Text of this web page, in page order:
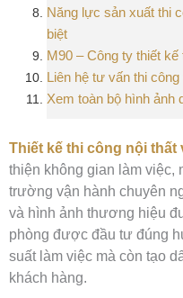
Năng lực sản xuất thi
biệt
M90 – Công ty thiết
Liên hệ tư vấn thi
Xem toàn bộ hình ảnh
Thiết kế thi công nội thất
thiện không gian làm việc,
trường vận hành chuyên
và hình ảnh thương hiệu
phòng được đầu tư đúng
suất làm việc mà còn tạo
khách hàng.